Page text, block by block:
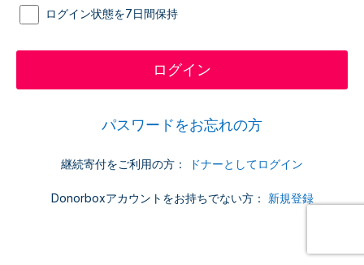
ログイン状態を7日間保持
パスワードをお忘れの方
継続寄付をご利用の方： ドナーとしてログイン
Donorboxアカウントをお持ちでない方： 新規登録